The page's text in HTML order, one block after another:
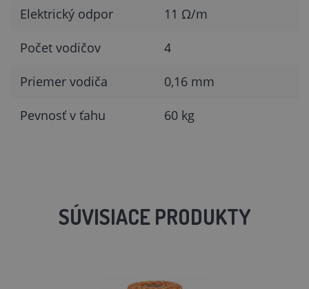
Elektrický odpor 11 Ω/m
Počet vodičov 4
Priemer vodiča 0,16 mm
Pevnosť v ťahu 60 kg
SÚVISIACE PRODUKTY